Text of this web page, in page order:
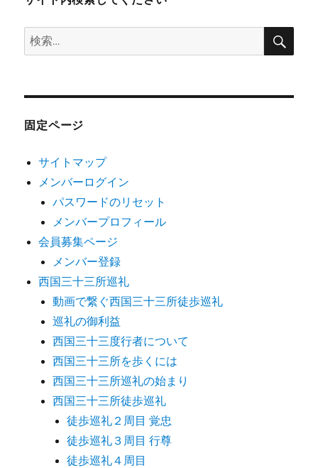
検
索:
検
固定ページ
サイトマップ
メンバーログイン
パスワードのリセット
メンバープロフィール
会員募集ページ
メンバー登録
西国三十三所巡礼
動画で繋ぐ西国三十三所徒歩巡礼
巡礼の御利益
西国三十三度行者について
西国三十三所を歩くには
西国三十三所巡礼の始まり
西国三十三所徒歩巡礼
徒歩巡礼２周目 覚忠
徒歩巡礼３周目 行尊
徒歩巡礼４周目